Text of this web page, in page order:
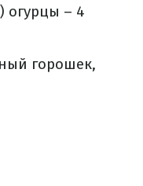
огурцы – 4
горошек,